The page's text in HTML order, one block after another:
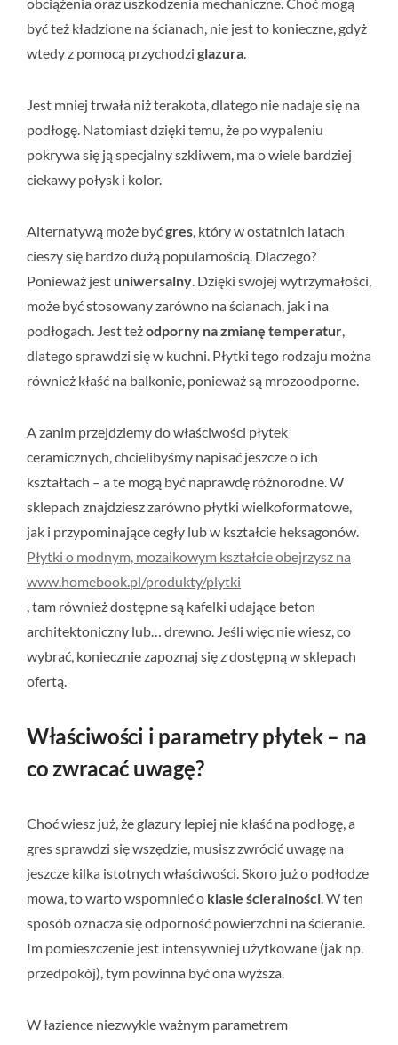
być też kładzione na ścianach, nie jest to konieczne, gdyż
wtedy z pomocą przychodzi glazura
Jest mniej trwała niż terakota, dlatego nie nadaje się na
podłogę. Natomiast dzięki temu, że po wypaleniu
pokrywa się ją specjalny szkliwem, ma o wiele bardziej
ciekawy połysk i kolor.
Alternatywą może byćgres , który w ostatnich latach
cieszy się bardzo dużą popularnością. Dlaczego?
Ponieważ jest uniwersalny . Dzięki swojej wytrzymałości,
może być stosowany zarówno na ścianach, jak i na
podłogach. Jest teżodporny na zmianę temperatur
dlatego sprawdzi się w kuchni. Płytki tego rodzaju można
również kłaść na balkonie, ponieważ są mrozoodporne.
A zanim przejdziemy do właściwości płytek
ceramicznych, chcielibyśmy napisać jeszcze o ich
kształtach – a te mogą być naprawdę różnorodne. W
sklepach znajdziesz zarówno płytki wielkoformatowe,
jak i przypominające cegły lub w kształcie heksagonów.
Płytki o modnym, mozaikowym kształcie obejrzysz na
www.homebook.pl/produkty/plytki
, tam również dostępne są kafelki udające beton
architektoniczny lub… drewno. Jeśli więc nie wiesz, co
wybrać, koniecznie zapoznaj się z dostępną w sklepach
ofertą.
Właściwości i parametry płytek – na
co zwracać uwagę?
Choć wiesz już, że glazury lepiej nie kłaść na podłogę, a
gres sprawdzi się wszędzie, musisz zwrócić uwagę na
jeszcze kilka istotnych właściwości. Skoro już o podłodze
mowa, to warto wspomnieć o klasie ścieralności . W ten
sposób oznacza się odporność powierzchni na ścieranie.
Im pomieszczenie jest intensywniej użytkowane (jak np.
przedpokój), tym powinna być ona wyższa.
W łazience niezwykle ważnym parametrem